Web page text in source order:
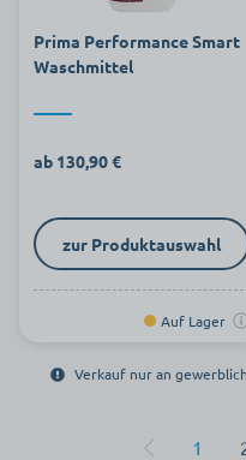
Prima Performance Smart
Waschmittel
ab 130,90 €
zur Produktauswahl
Auf Lager
Verkauf nur an
1